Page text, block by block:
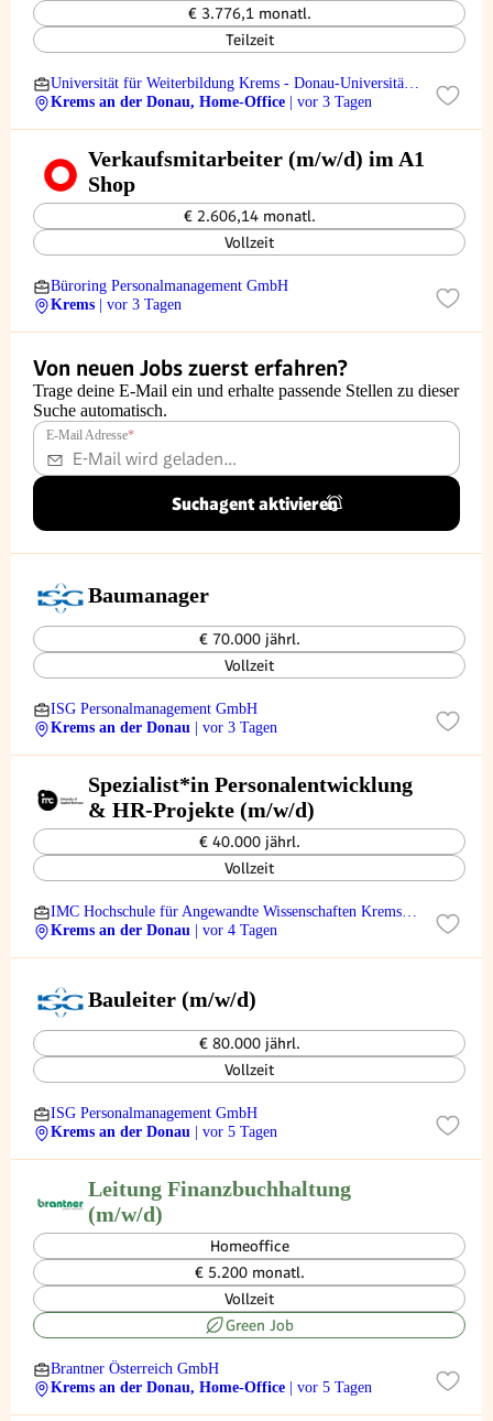
€ 3.776,1 monatl.
Teilzeit
Universität für Weiterbildung Krems - Donau-Universität
Krems
Krems an der Donau, Home-Office | vor 3 Tagen
Verkaufsmitarbeiter (m/w/d) im A1
Shop
€ 2.606,14 monatl.
Vollzeit
Büroring Personalmanagement GmbH
Krems
| vor 3 Tagen
Von neuen Jobs zuerst erfahren?
Trage deine E-Mail ein und erhalte passende Stellen zu dieser
Suche automatisch.
E-Mail Adresse*
Suchagent aktivieren
Baumanager
€ 70.000 jährl.
Vollzeit
ISG Personalmanagement GmbH
Krems an der Donau
| vor 3 Tagen
Spezialist*in Personalentwicklung
& HR-Projekte (m/w/d)
€ 40.000 jährl.
Vollzeit
IMC Hochschule für Angewandte Wissenschaften Krems
GmbH
Krems an der Donau | vor 4 Tagen
Bauleiter (m/w/d)
€ 80.000 jährl.
Vollzeit
ISG Personalmanagement GmbH
Krems an der Donau
| vor 5 Tagen
Leitung Finanzbuchhaltung
(m/w/d)
Homeoffice
€ 5.200 monatl.
Vollzeit
Green Job
Brantner Österreich GmbH
Krems an der Donau, Home-Office
| vor 5 Tagen